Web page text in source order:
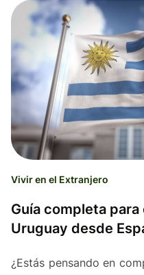
Vivir en el Extranjero
Guía completa
Uruguay desde
¿Estás pensando en